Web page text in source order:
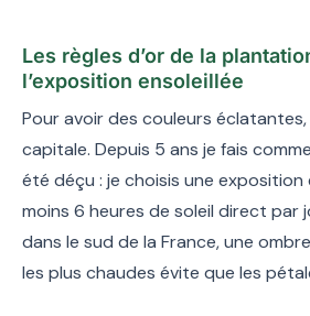
Les règles d’or de la
l’exposition ensoleillée
Pour avoir des couleurs
capitale. Depuis 5 ans je fais
été déçu : je choisis une exposition
moins 6 heures de soleil direct par
dans le sud de la France, une
les plus chaudes évite que les